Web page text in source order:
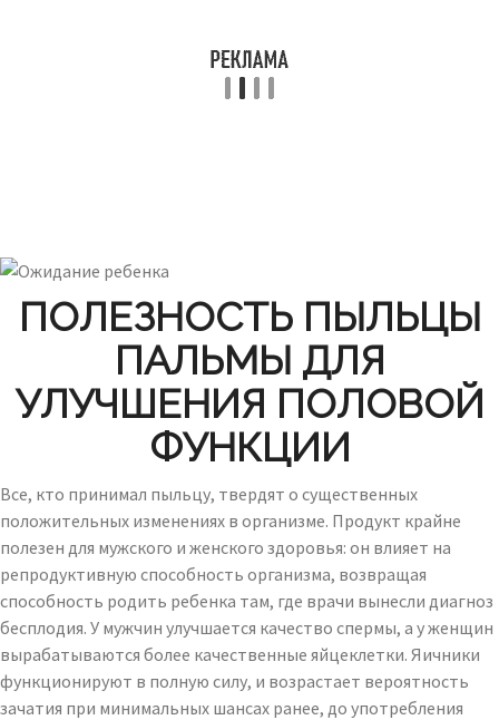
ПОЛЕЗНОСТЬ ПЫЛЬЦЫ
ПАЛЬМЫ ДЛЯ
УЛУЧШЕНИЯ ПОЛОВОЙ
ФУНКЦИИ
Все, кто принимал пыльцу, твердят о существенных
положительных изменениях в организме. Продукт крайне
полезен для мужского и женского здоровья: он влияет на
репродуктивную способность организма, возвращая
способность родить ребенка там, где врачи вынесли диагноз
бесплодия. У мужчин улучшается качество спермы, а у женщин
вырабатываются более качественные яйцеклетки. Яичники
функционируют в полную силу, и возрастает вероятность
зачатия при минимальных шансах ранее, до употребления